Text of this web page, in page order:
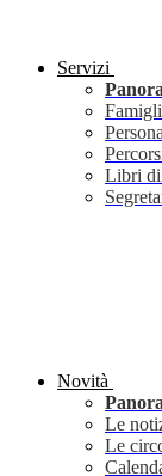
Servizi
Libri di
Novità
Le
Le